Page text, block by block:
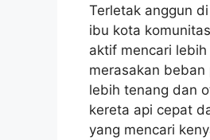
Terletak anggun
ibu kota
aktif mencari
merasakan beban
lebih tenang dan
kereta api cepat
yang mencari